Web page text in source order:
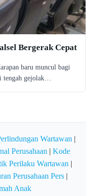
Bergerak Cepat
baru muncul bagi
tengah gejolak…
Wartawan |
Perusahaan | Kode
Perilaku Wartawan |
Perusahaan Pers|
Anak